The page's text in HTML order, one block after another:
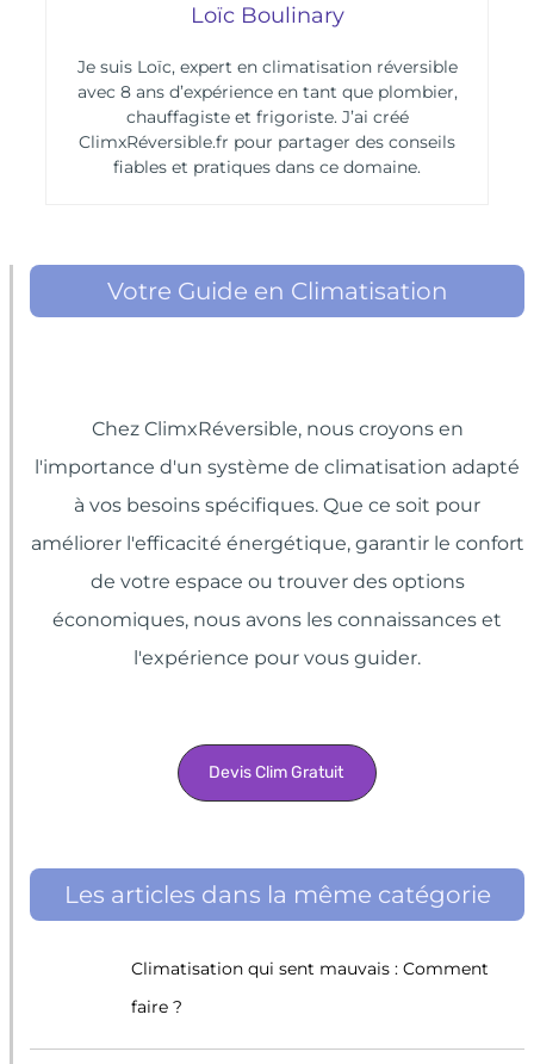
Loïc Boulinary
Je suis Loïc, expert en climatisation réversible
avec 8 ans d’expérience en tant que plombier,
chauffagiste et frigoriste. J’ai créé
ClimxRéversible.fr pour partager des conseils
fiables et pratiques dans ce domaine.
Votre Guide en Climatisation
Chez ClimxRéversible, nous croyons en
l'importance d'un système de climatisation adapté
à vos besoins spécifiques. Que ce soit pour
améliorer l'efficacité énergétique, garantir le confort
de votre espace ou trouver des options
économiques, nous avons les connaissances et
l'expérience pour vous guider.
Devis Clim Gratuit
Les articles dans la même catégorie
Climatisation qui sent mauvais : Comment
faire ?